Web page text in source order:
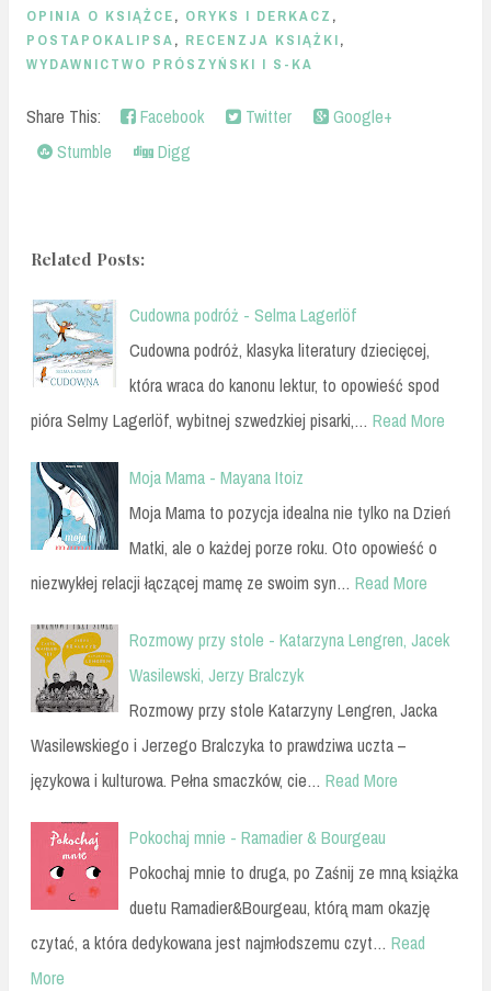
OPINIA O KSIĄŻCE, ORYKS I DERKACZ ,
POSTAPOKALIPSA, RECENZJA KSIĄŻKI,
WYDAWNICTWO PRÓSZYŃSKI I S-KA
Share This: Facebook Twitter
Google+
Stumble
Digg
Related Posts:
Cudowna podróż - Selma Lagerlöf
Cudowna podróż, klasyka literatury dziecięcej,
która wraca do kanonu lektur, to opowieść spod
pióra Selmy Lagerlöf, wybitnej szwedzkiej pisarki,… Read More
Moja Mama - Mayana Itoiz
Moja Mama to pozycja idealna nie tylko na Dzień
Matki, ale o każdej porze roku. Oto opowieść o
niezwykłej relacji łączącej mamę ze swoim syn… Read More
Rozmowy przy stole - Katarzyna Lengren, Jacek
Wasilewski, Jerzy Bralczyk
Rozmowy przy stole Katarzyny Lengren, Jacka
Wasilewskiego i Jerzego Bralczyka to prawdziwa uczta –
językowa i kulturowa. Pełna smaczków, cie… Read More
Pokochaj mnie - Ramadier & Bourgeau
Pokochaj mnie to druga, po Zaśnij ze mną książka
duetu Ramadier&Bourgeau, którą mam okazję
czytać, a która dedykowana jest najmłodszemu czyt… Read
More